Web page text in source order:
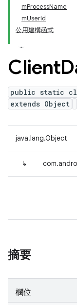
mProcessName
mUserId
公用建構函式
Client
public static
extends Object
java.lang.Object
↳
摘要
欄位